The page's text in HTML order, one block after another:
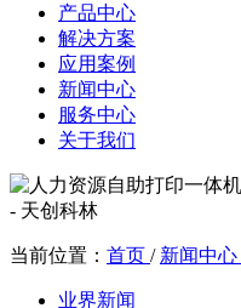
产品中心
解决方案
应用案例
新闻中心
服务中心
关于我们
当前位置： 首页 / 新闻中心
业界新闻